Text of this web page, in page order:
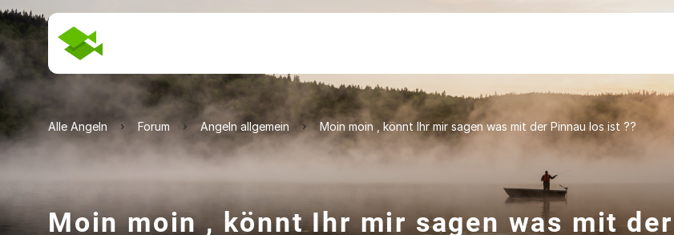
Alle Angeln Forum Angeln allgemein Moin moin , könnt Ihr mir sagen was mit der Pinnau los ist ??
Moin moin , könnt Ihr mir sagen was mit der